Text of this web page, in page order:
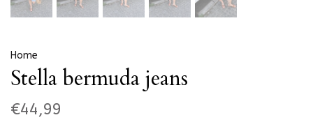
Home
Stella bermuda jeans
€44,99